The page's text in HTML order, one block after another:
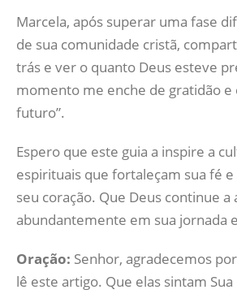
Marcela, após superar uma fase
de sua comunidade cristã,
trás e ver o quanto Deus esteve
momento me enche de gratidão e
futuro”.
Espero que este guia a inspire a
espirituais que fortaleçam sua fé
seu coração. Que Deus continue a
abundantemente em sua jornada
Oração: Senhor, agradecemos
lê este artigo. Que elas sintam